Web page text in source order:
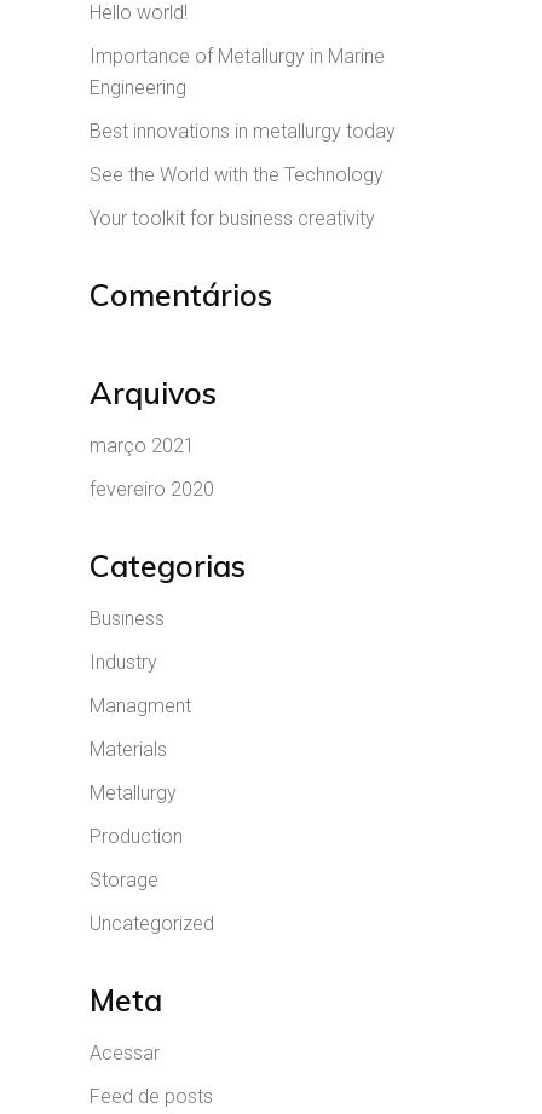
Hello world!
Importance of Metallurgy in Marine
Engineering
Best innovations in metallurgy today
See the World with the Technology
Your toolkit for business creativity
Comentários
Arquivos
março 2021
fevereiro 2020
Categorias
Business
Industry
Managment
Materials
Metallurgy
Production
Storage
Uncategorized
Meta
Acessar
Feed de posts